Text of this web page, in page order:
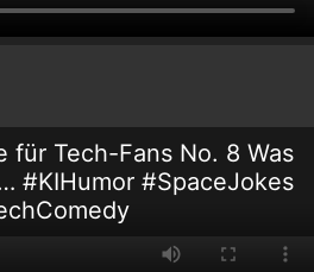
für Tech-Fans No. 8 Was
#KIHumor #SpaceJokes